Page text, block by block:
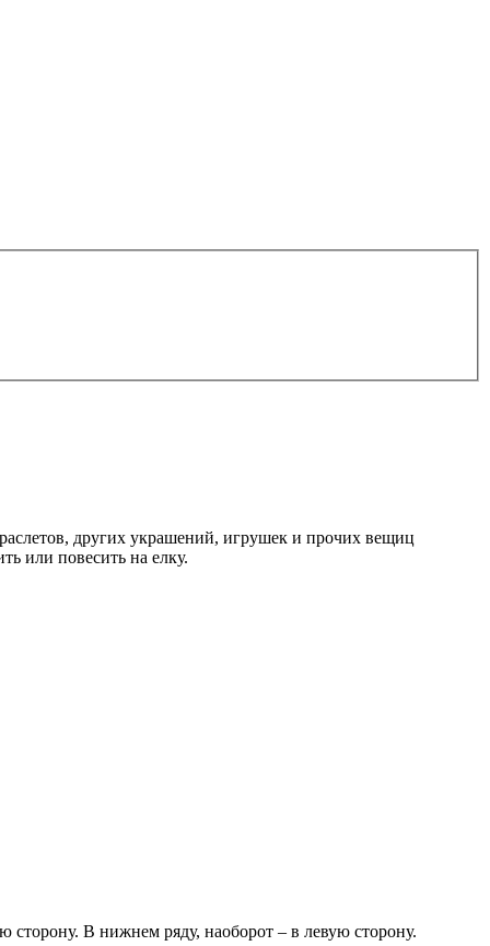
других украшений, игрушек и прочих вещиц
или повесить на елку.
сторону. В нижнем ряду, наоборот – в левую сторону.